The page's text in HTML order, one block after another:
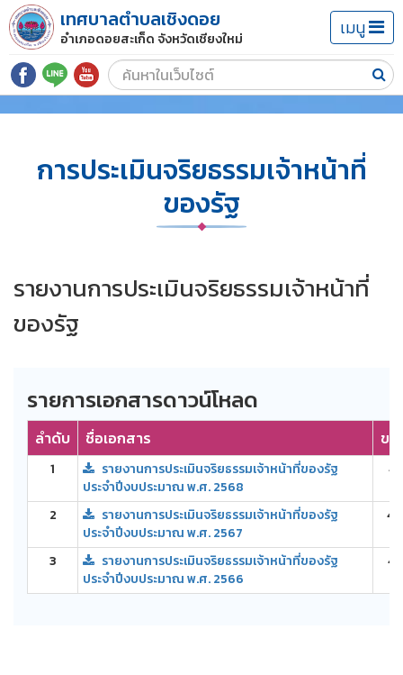
เทศบาลตำบลเชิงดอย
อำเภอดอยสะเก็ด จังหวัดเชียงใหม่ เมนู
การประเมินจริยธรรมเจ้าหน้าที่
ของรัฐ
รายงานการประเมินจริยธรรมเจ้าหน้าที่
ของรัฐ
รายการเอกสารดาวน์โหลด
ลำดับ ชื่อเอกสาร ขน
1
รายงานการประเมินจริยธรรมเจ้าหน้าที่ของรัฐ
ประจำปีงบประมาณ พ.ศ. 2568
2
รายงานการประเมินจริยธรรมเจ้าหน้าที่ของรัฐ
ประจำปีงบประมาณ พ.ศ. 2567
3
รายงานการประเมินจริยธรรมเจ้าหน้าที่ของรัฐ
ประจำปีงบประมาณ พ.ศ. 2566